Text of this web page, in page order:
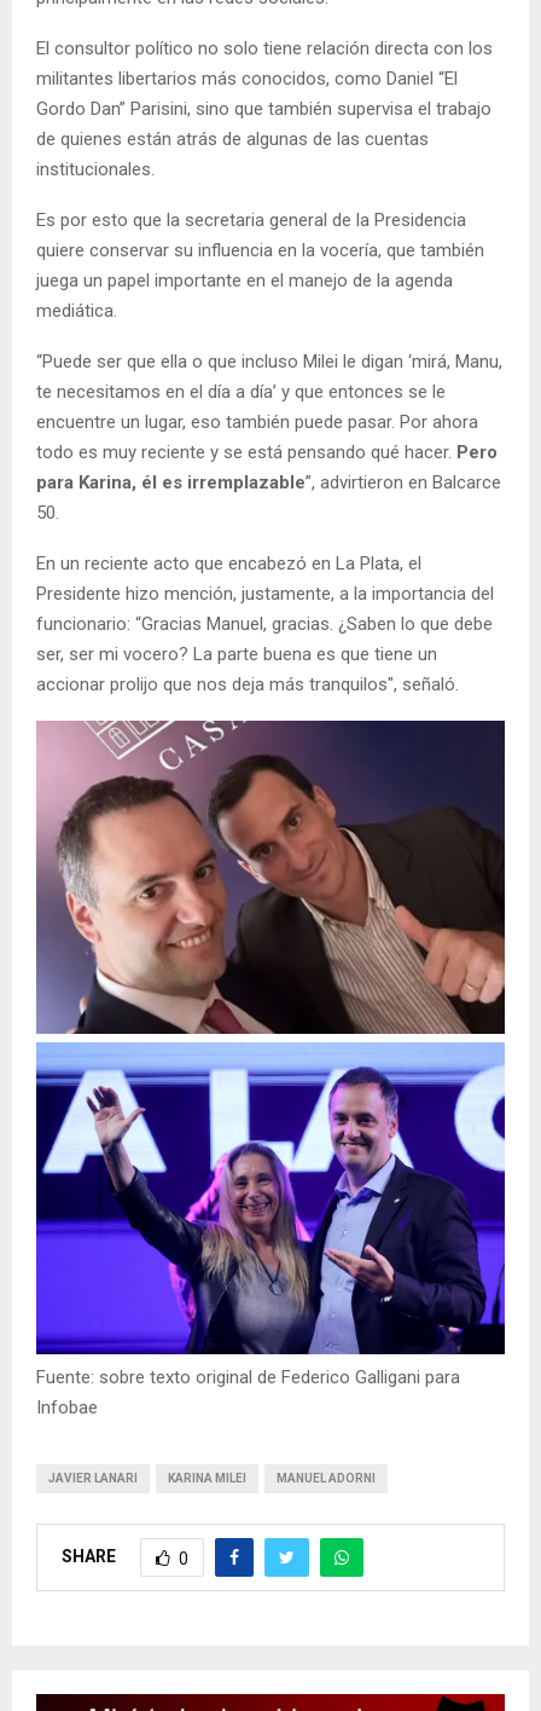
El consultor político no solo tiene relación directa con los
militantes libertarios más conocidos, como Daniel “El
Gordo Dan” Parisini, sino que también supervisa el trabajo
de quienes están atrás de algunas de las cuentas
institucionales.
Es por esto que la secretaria general de la Presidencia
quiere conservar su influencia en la vocería, que también
juega un papel importante en el manejo de la agenda
mediática.
“Puede ser que ella o que incluso Milei le digan ‘mirá, Manu,
te necesitamos en el día a día’ y que entonces se le
encuentre un lugar, eso también puede pasar. Por ahora
todo es muy reciente y se está pensando qué hacer. Pero
para Karina, él es irremplazable”, advirtieron en Balcarce
50.
En un reciente acto que encabezó en La Plata, el
Presidente hizo mención, justamente, a la importancia del
funcionario: “Gracias Manuel, gracias. ¿Saben lo que debe
ser, ser mi vocero? La parte buena es que tiene un
accionar prolijo que nos deja más tranquilos", señaló.
Fuente: sobre texto original de Federico Galligani para
Infobae
JAVIER LANARI KARINA MILEI MANUEL ADORNI
SHARE 0